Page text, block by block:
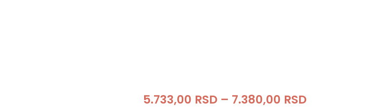
5.733,00 RSD – 7.380,00 RSD